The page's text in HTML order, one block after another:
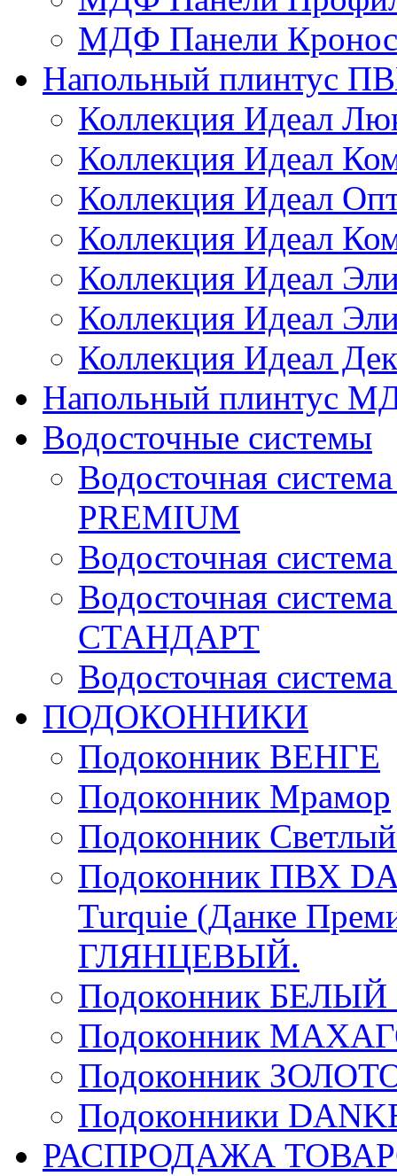
МДФ Панели
Напольный плинтус
Коллекция Идеал
Коллекция Идеал
Коллекция Идеал
Коллекция Идеал
Коллекция Идеал
Коллекция Идеал
Коллекция Идеал
Напольный плинтус
Водосточные системы
Водосточная
PREMIUM
Водосточная
Водосточная
СТАНДАРТ
Водосточная
ПОДОКОННИКИ
Подоконник ВЕНГЕ
Подоконник Мрамор
Подоконник
Подоконник ПВХ
Turquie (Данке
ГЛЯНЦЕВЫЙ.
Подоконник
Подоконник
Подоконник
Подоконники
РАСПРОДАЖА